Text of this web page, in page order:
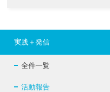
実践＋発信
全件一覧
活動報告